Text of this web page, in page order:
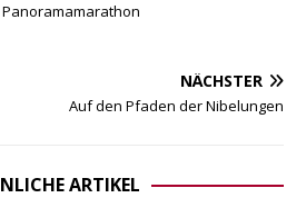
NÄCHSTER
Auf den Pfaden der Nibelungen
ARTIKEL